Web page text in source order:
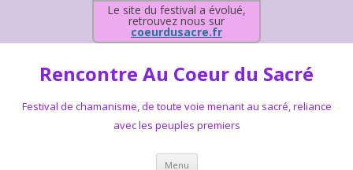
Le site du festival a évolué,
retrouvez nous sur
coeurdusacre.fr
Rencontre Au Coeur du Sacré
Festival de chamanisme, de toute voie menant au sacré, reliance
avec les peuples premiers
Menu Aller au contenu principal